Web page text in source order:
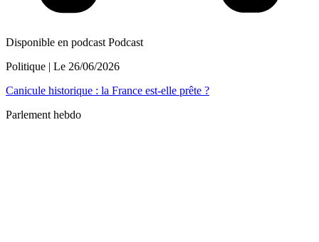
Disponible en podcast Podcast
Politique | Le 26/06/2026
Canicule historique : la France est-elle prête ?
Parlement hebdo